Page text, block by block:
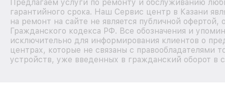
Предлагаем услуги по ремонту и обслуживанию
гарантийного срока. Наш Сервис центр в Казани
на ремонт на сайте не является публичной
Гражданского кодекса РФ. Все обозначения и
исключительно для информирования клиентов о
центрах, которые не связаны с правообладателями
устройств, уже введенных в гражданский оборот в